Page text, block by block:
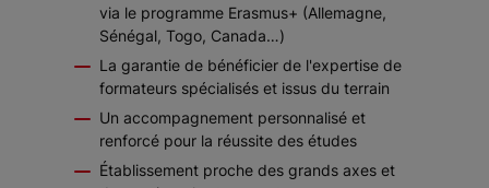
via le programme Erasmus+ (Allemagne,
Sénégal, Togo, Canada…)
La garantie de bénéficier de l'expertise de
formateurs spécialisés et issus du terrain
Un accompagnement personnalisé et
renforcé pour la réussite des études
Établissement proche des grands axes et